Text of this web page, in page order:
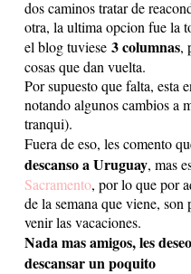
dos caminos tratar de
otra, la ultima opcion fue la
el blog tuviese 3 columnas,
cosas que dan vuelta.
Por supuesto que falta, esta
notando algunos cambios a
tranqui).
Fuera de eso, les comento
descanso a Uruguay, mas
Sacramento, por lo que por
de la semana que viene,
venir las vacaciones.
Nada mas amigos, les
descansar un poquito